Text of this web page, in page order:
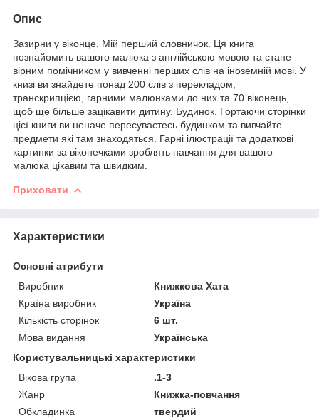
Опис
Зазирни у віконце. Мій перший словничок. Ця книга
познайомить вашого малюка з англійською мовою та стане
вірним помічником у вивченні перших слів на іноземній мові. У
книзі ви знайдете понад 200 слів з перекладом,
транскрипцією, гарними малюнками до них та 70 віконець,
щоб ще більше зацікавити дитину. Будинок. Гортаючи сторінки
цієї книги ви неначе пересуваєтесь будинком та вивчайте
предмети які там знаходяться. Гарні ілюстрації та додаткові
картинки за віконечками зроблять навчання для вашого
малюка цікавим та швидким.
Приховати
Характеристики
Основні атрибути
Виробник
Книжкова Хата
Країна виробник
Україна
Кількість сторінок
6 шт.
Мова видання
Українська
Користувальницькі характеристики
Вікова група
.1-3
Жанр
Книжка-повчання
Обкладинка
твердий